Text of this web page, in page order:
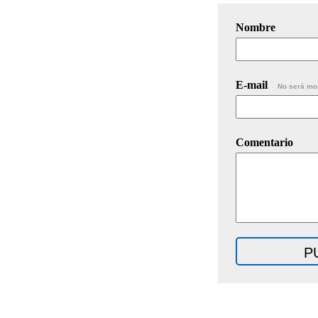
Nombre
E-mail No será
Comentario